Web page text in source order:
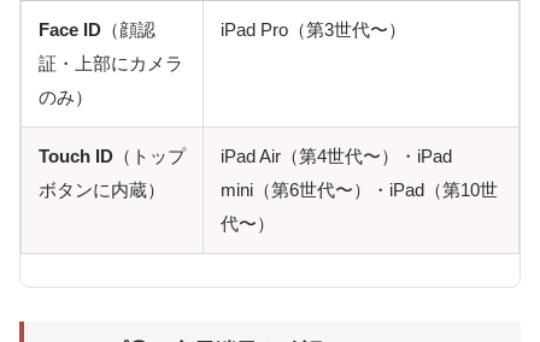
Face ID （顔認
証・上部にカメラ
のみ）
iPad Pro（第3世代〜）
Touch ID （トップ
ボタンに内蔵）
iPad Air（第4世代〜）・iPad
mini（第6世代〜）・iPad（第10世
代〜）